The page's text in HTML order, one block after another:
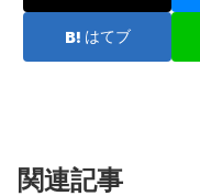
はてブ
関連記事